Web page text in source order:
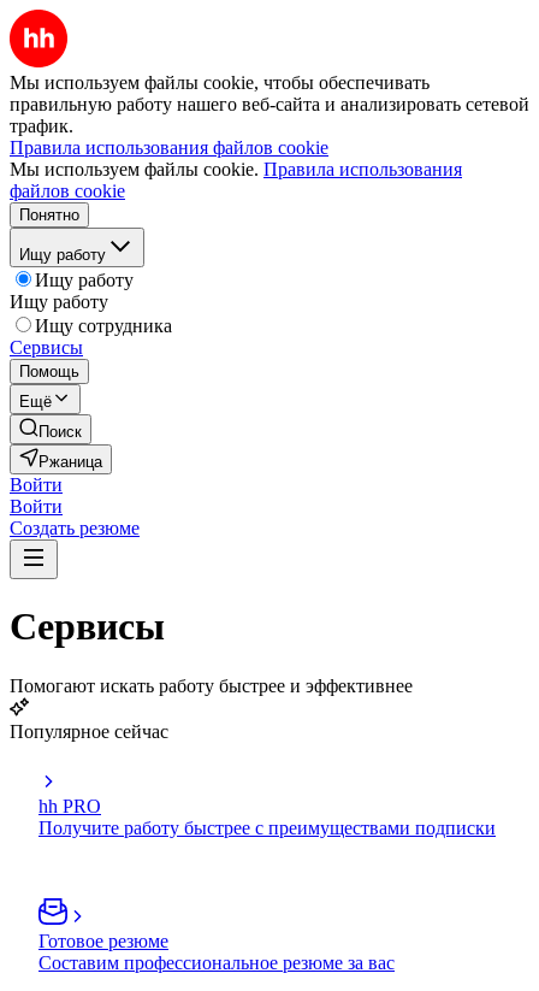
Мы используем файлы cookie, чтобы обеспечивать
правильную работу нашего веб-сайта и анализировать сетевой
трафик.
Правила использования файлов cookie
Мы используем файлы cookie. Правила использования
файлов cookie
Понятно
Ищу работу
Ищу работу
Ищу работу
Ищу сотрудника
Сервисы
Помощь
Ещё
Поиск
Ржаница
Войти
Войти
Создать резюме
Сервисы
Помогают искать работу быстрее и эффективнее
Популярное сейчас
hh PRO
Получите работу быстрее с преимуществами подписки
Готовое резюме
Составим профессиональное резюме за вас